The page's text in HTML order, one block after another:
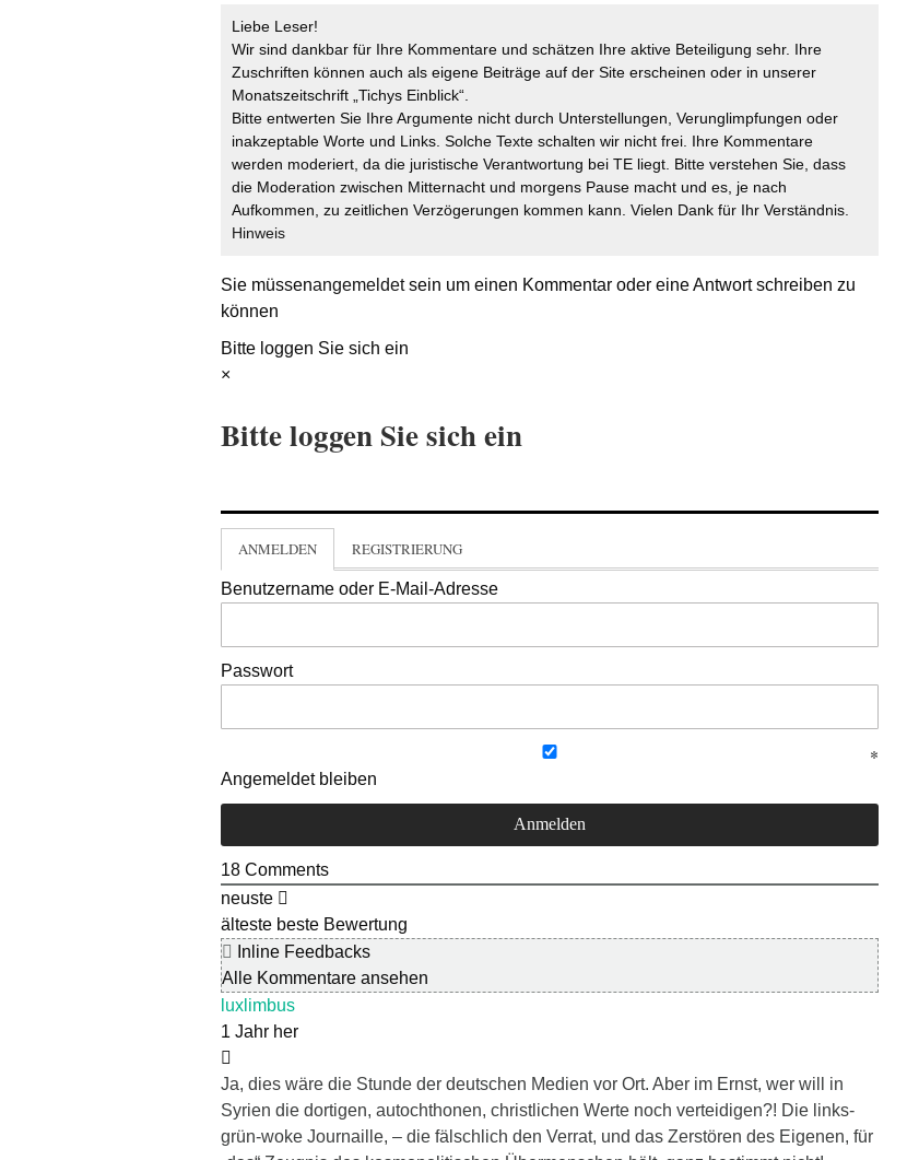
Liebe Leser!
Wir sind dankbar für Ihre Kommentare und schätzen Ihre aktive Beteiligung sehr. Ihre
Zuschriften können auch als eigene Beiträge auf der Site erscheinen oder in unserer
Monatszeitschrift „Tichys Einblick“.
Bitte entwerten Sie Ihre Argumente nicht durch Unterstellungen, Verunglimpfungen oder
inakzeptable Worte und Links. Solche Texte schalten wir nicht frei. Ihre Kommentare
werden moderiert, da die juristische Verantwortung bei TE liegt. Bitte verstehen Sie, dass
die Moderation zwischen Mitternacht und morgens Pause macht und es, je nach
Aufkommen, zu zeitlichen Verzögerungen kommen kann. Vielen Dank für Ihr Verständnis.
Hinweis
Sie müssenangemeldetsein um einen Kommentar oder eine Antwort schreiben zu
können
Bitte loggen Sie sich ein
×
Bitte loggen Sie sich ein
ANMELDEN REGISTRIERUNG
Benutzername oder E-Mail-Adresse
Passwort
Angemeldet bleiben
18 Comments
neuste
älteste beste Bewertung
Inline Feedbacks
Alle Kommentare ansehen
luxlimbus
1 Jahr her
Ja, dies wäre die Stunde der deutschen Medien vor Ort. Aber im Ernst, wer will in
Syrien die dortigen, autochthonen, christlichen Werte noch verteidigen?! Die links-
grün-woke Journaille, – die fälschlich den Verrat, und das Zerstören des Eigenen, für